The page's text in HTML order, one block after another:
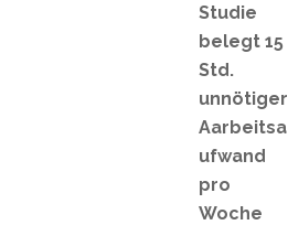
Studie
belegt 15
Std.
unnötiger
Aarbeitsa
ufwand
pro
Woche